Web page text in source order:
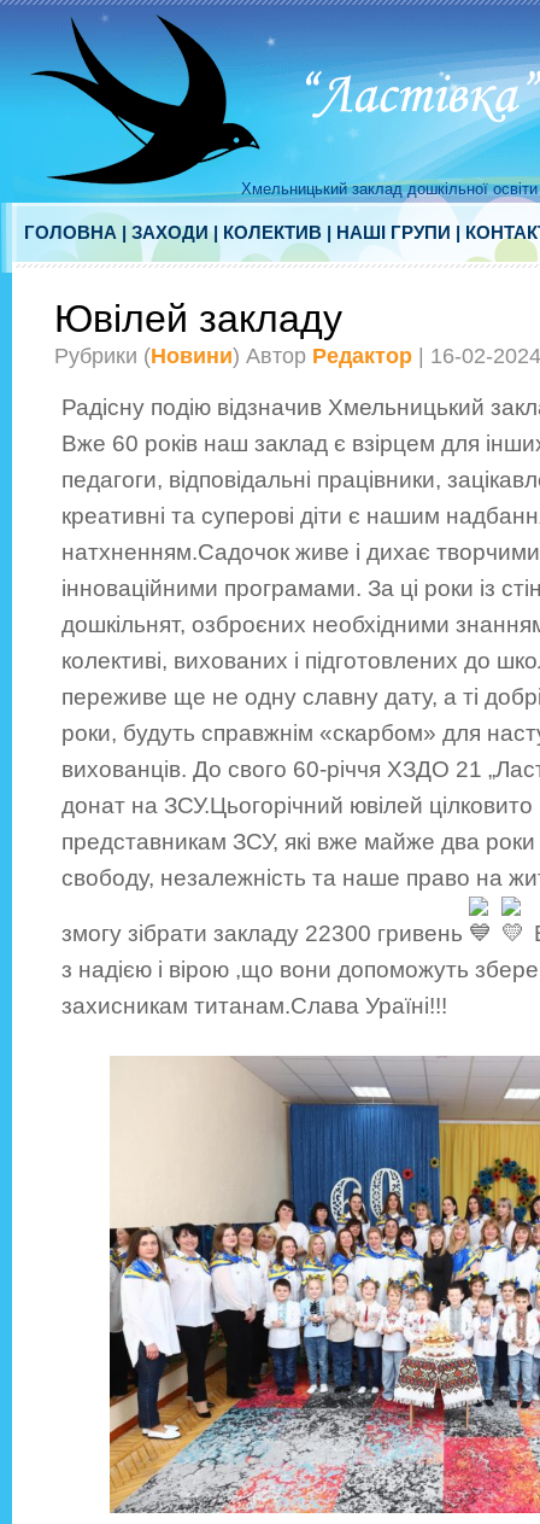
Хмельницький заклад дошкільної
ГОЛОВНА | ЗАХОДИ | КОЛЕКТИВ | НАШІ ГРУПИ |
Ювілей закладу
Рубрики (Новини) Автор Редактор | 16-02-2024
Радісну подію відзначив Хмельницький
Вже 60 років наш заклад є взірцем для
педагоги, відповідальні працівники,
креативні та суперові діти є нашим
натхненням.Садочок живе і дихає
інноваційними програмами. За ці роки із
дошкільнят, озброєних необхідними
колективі, вихованих і підготовлених до
переживе ще не одну славну дату, а ті
роки, будуть справжнім «скарбом» для
вихованців. До свого 60-річчя ХЗДО 21
донат на ЗСУ.Цьогорічний ювілей
представникам ЗСУ, які вже майже два
свободу, незалежність та наше право на
змогу зібрати закладу 22300 гривень
з надією і вірою ,що вони допоможуть
захисникам титанам.Слава Ураїні!!!